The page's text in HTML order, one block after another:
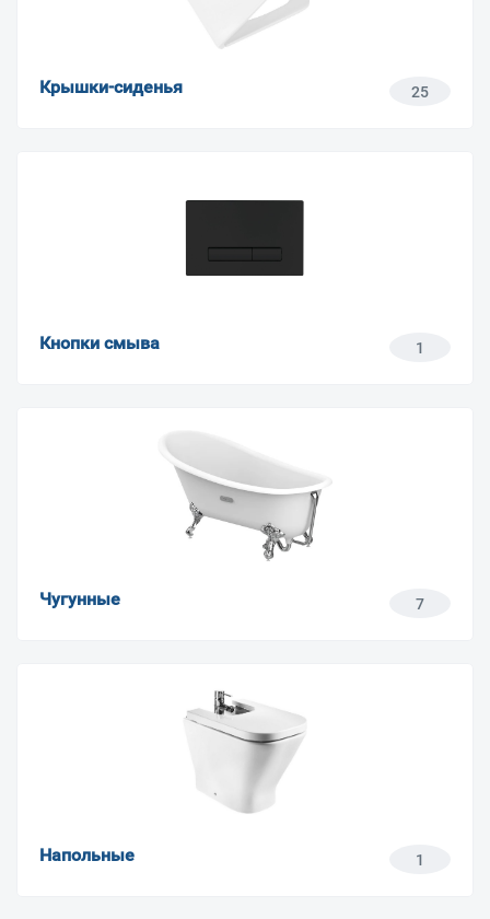
Крышки-сиденья 25
Кнопки смыва 1
Чугунные 7
Напольные 1